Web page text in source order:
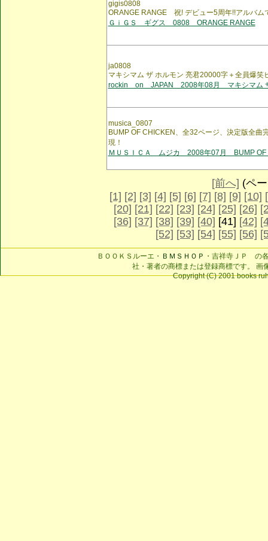
gigis0808
ORANGE RANGE 祝! デビュー5周年!!アルバム
ＧｉＧＳ ギグス 0808 ORANGE RANGE
ja0808
マキシマム ザ ホルモン 亮君20000字＋全員爆笑
rockin on JAPAN 2008年08月 マキシマム
musica_0807
BUMP OF CHICKEN、全32ページ、決定版全曲
現！
ＭＵＳＩＣＡ ムジカ 2008年07月 BUMP OF
[前へ] (ペ
[1] [2] [3] [4] [5] [6] [7] [8] [9] [10]
[20] [21] [22] [23] [24] [25] [26]
[36] [37] [38] [39] [40] [41] [42]
[52] [53] [54] [55] [56]
ＢＯＯＫＳルーエ・ ＢＭＳＨＯＰ ・吉祥寺ＪＰ の
社・著者の商標または登録商標です。 画
Copyright (C) 2001 books